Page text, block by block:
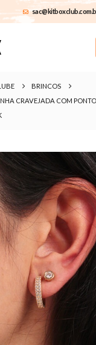
BRINCOS
CRAVEJADA COM PONTO